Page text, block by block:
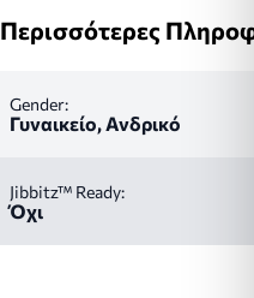
Περισσότερες
Gender:
Γυναικείο, Ανδρικό
Jibbitz™ Ready:
Όχι